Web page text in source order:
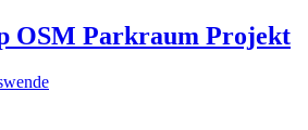
OSM Parkraum Projekt